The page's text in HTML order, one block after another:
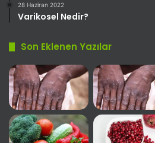
28 Haziran 2022
Varikosel Nedir?
Son Eklenen Yazılar